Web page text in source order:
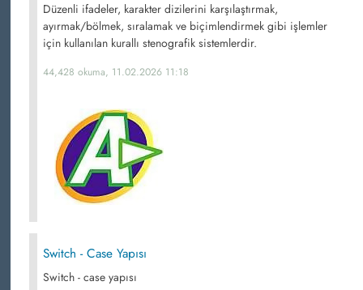
Düzenli ifadeler, karakter dizilerini karşılaştırmak,
ayırmak/bölmek, sıralamak ve biçimlendirmek gibi işlemler
için kullanılan kurallı stenografik sistemlerdir.
44,428 okuma, 11.02.2026 11:18
Switch - Case Yapısı
Switch - case yapısı